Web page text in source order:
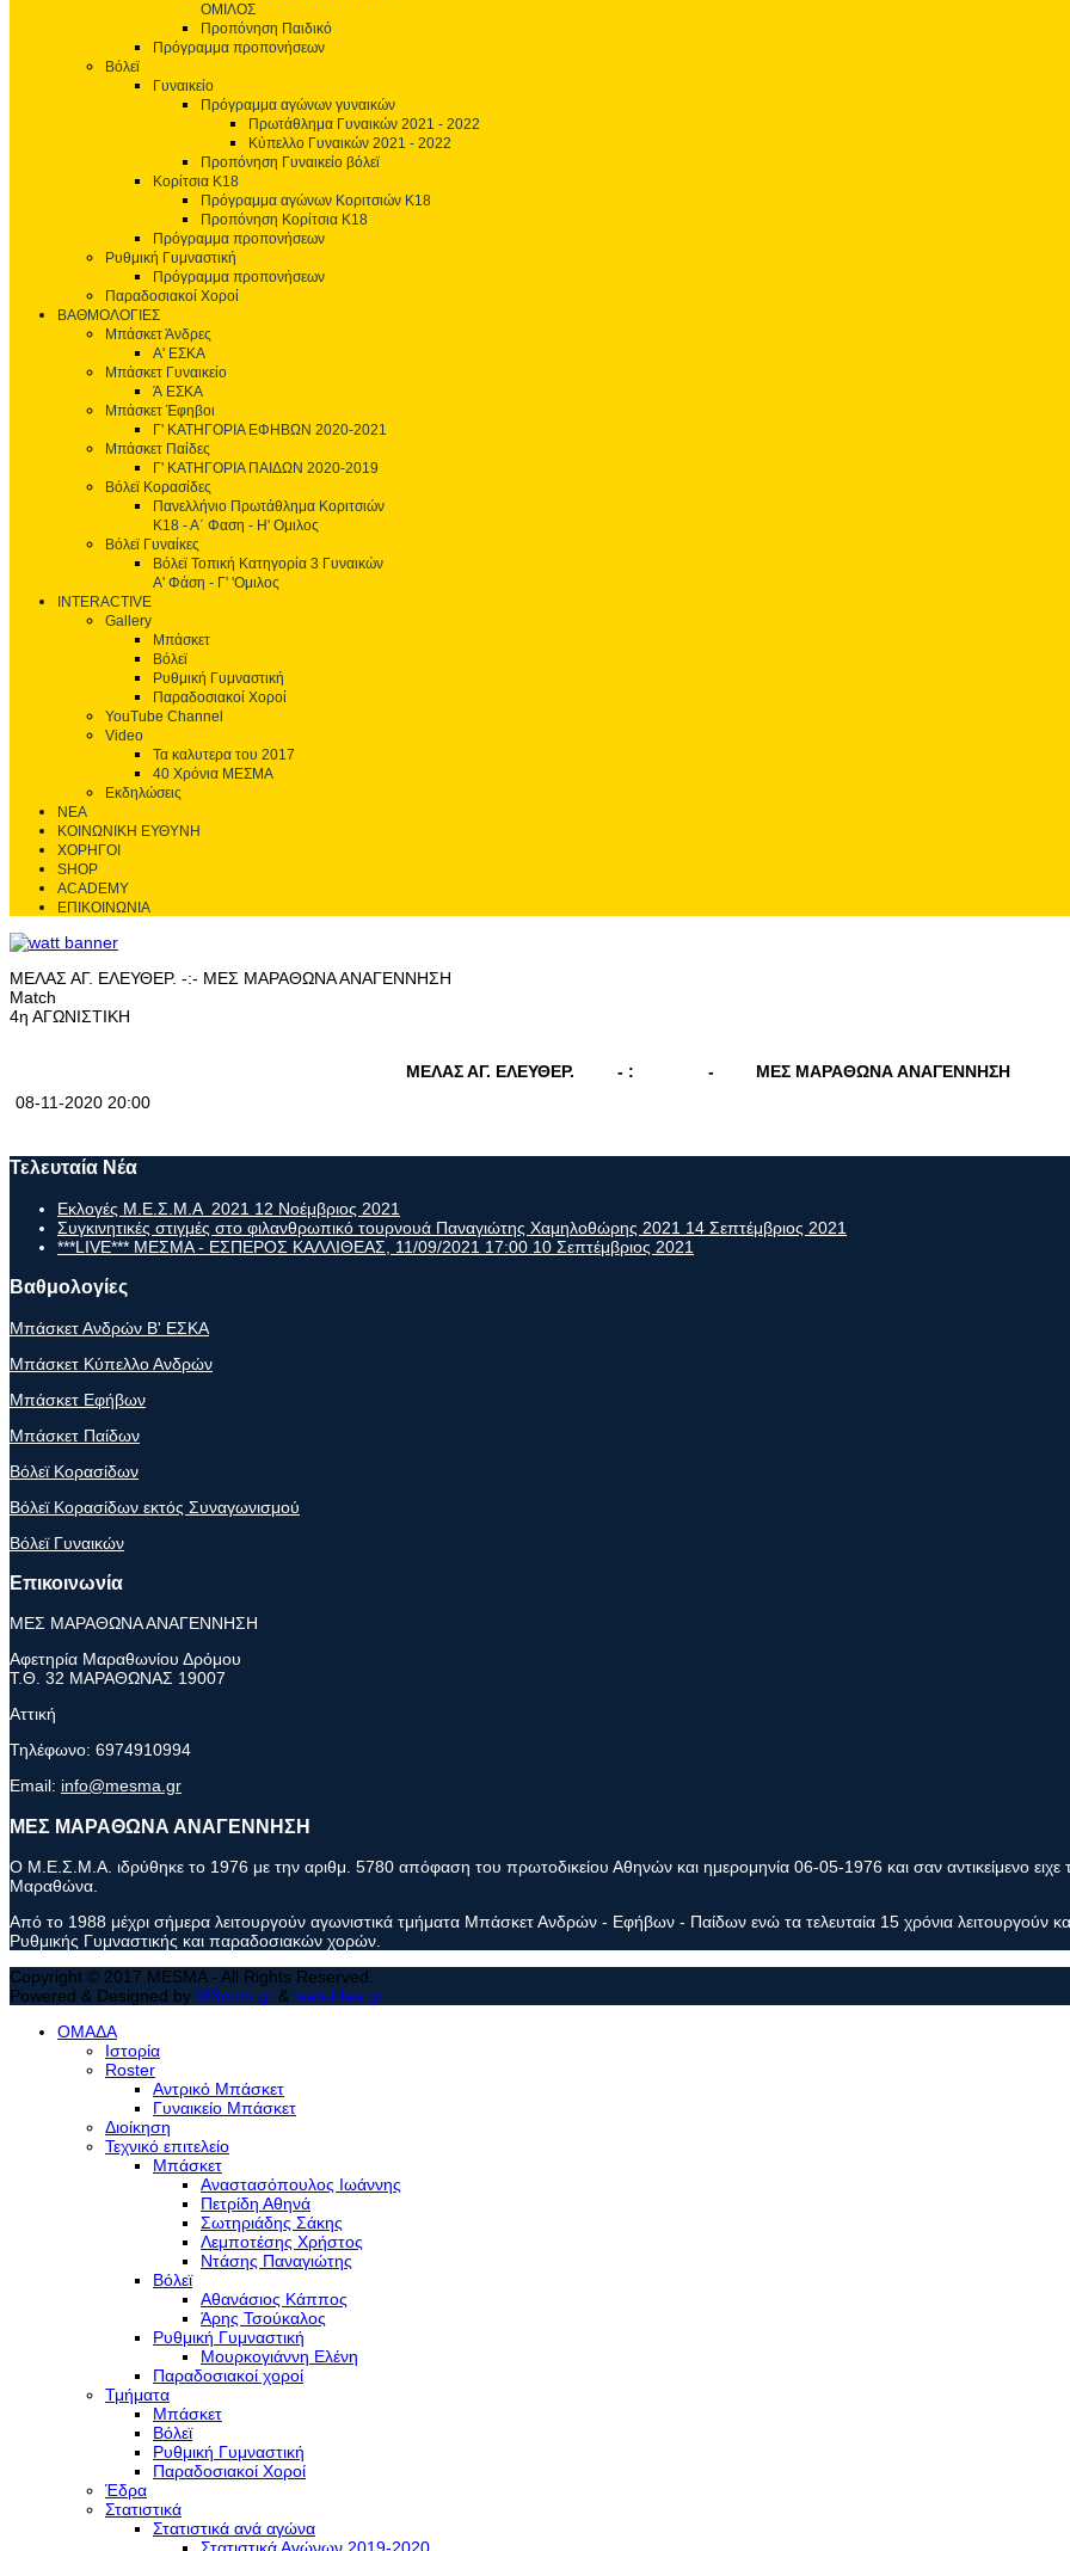
ΟΜΙΛΟΣ
Προπόνηση Παιδικό
Πρόγραμμα προπονήσεων
Βόλεϊ
Γυναικείο
Πρόγραμμα αγώνων γυναικών
Πρωτάθλημα Γυναικών 2021 - 2022
Κύπελλο Γυναικών 2021 - 2022
Προπόνηση Γυναικείο βόλεϊ
Κορίτσια Κ18
Πρόγραμμα αγώνων Κοριτσιών Κ18
Προπόνηση Κορίτσια Κ18
Πρόγραμμα προπονήσεων
Ρυθμική Γυμναστική
Πρόγραμμα προπονήσεων
Παραδοσιακοί Χοροί
ΒΑΘΜΟΛΟΓΙΕΣ
Μπάσκετ Άνδρες
Α' ΕΣΚΑ
Μπάσκετ Γυναικείο
Ά ΕΣΚΑ
Μπάσκετ Έφηβοι
Γ' ΚΑΤΗΓΟΡΙΑ ΕΦΗΒΩΝ 2020-2021
Μπάσκετ Παίδες
Γ' ΚΑΤΗΓΟΡΙΑ ΠΑΙΔΩΝ 2020-2019
Βόλεϊ Κορασίδες
Πανελλήνιο Πρωτάθλημα Κοριτσιών
Κ18 - Α΄ Φαση - H' Ομιλος
Βόλεϊ Γυναίκες
Βόλεϊ Τοπική Κατηγορία 3 Γυναικών
Α' Φάση - Γ' 'Ομιλος
INTERACTIVE
Gallery
Μπάσκετ
Βόλεϊ
Ρυθμική Γυμναστική
Παραδοσιακοί Χοροί
YouTube Channel
Video
Τα καλυτερα του 2017
40 Χρόνια ΜΕΣΜΑ
Εκδηλώσεις
ΝΕΑ
ΚΟΙΝΩΝΙΚΗ ΕΥΘΥΝΗ
ΧΟΡΗΓΟΙ
SHOP
ACADEMY
ΕΠΙΚΟΙΝΩΝΙΑ
ΜΕΛΑΣ ΑΓ. ΕΛΕΥΘΕΡ. -:- ΜΕΣ ΜΑΡΑΘΩΝΑ ΑΝΑΓΕΝΝΗΣΗ
Match
4η ΑΓΩΝΙΣΤΙΚΗ
ΜΕΛΑΣ ΑΓ. ΕΛΕΥΘΕΡ. - : -
ΜΕΣ ΜΑΡΑΘΩΝΑ ΑΝΑΓΕΝΝΗΣΗ
08-11-2020 20:00
Τελευταία Νέα
Εκλογές Μ.Ε.Σ.Μ.Α 2021 12 Νοέμβριος 2021
Συγκινητικές στιγμές στο φιλανθρωπικό τουρνουά Παναγιώτης Χαμηλοθώρης 2021 14 Σεπτέμβριος 2021
***LIVE*** ΜΕΣΜΑ - ΕΣΠΕΡΟΣ ΚΑΛΛΙΘΕΑΣ, 11/09/2021 17:00 10 Σεπτέμβριος 2021
Βαθμολογίες
Μπάσκετ Ανδρών Β' ΕΣΚΑ
Μπάσκετ Κύπελλο Ανδρών
Μπάσκετ Εφήβων
Μπάσκετ Παίδων
Βόλεϊ Κορασίδων
Βόλεϊ Κορασίδων εκτός Συναγωνισμού
Βόλεϊ Γυναικών
Επικοινωνία
ΜΕΣ ΜΑΡΑΘΩΝΑ ΑΝΑΓΕΝΝΗΣΗ
Αφετηρία Μαραθωνίου Δρόμου
Τ.Θ. 32 ΜΑΡΑΘΩΝΑΣ 19007
Αττική
Τηλέφωνο: 6974910994
Email: info@mesma.gr
ΜΕΣ ΜΑΡΑΘΩΝΑ ΑΝΑΓΕΝΝΗΣΗ
Ο Μ.Ε.Σ.Μ.Α. ιδρύθηκε το 1976 με την αριθμ. 5780 απόφαση του πρωτοδικείου Αθηνών και ημερομηνία 06-05-1976 και σαν αντικείμενο ειχε
Μαραθώνα.
Από το 1988 μέχρι σήμερα λειτουργούν αγωνιστικά τμήματα Μπάσκετ Ανδρών - Εφήβων - Παίδων ενώ τα τελευταία 15 χρόνια λειτουργούν
Ρυθμικής Γυμναστικής και παραδοσιακών χορών.
Copyright © 2017 MESMA - All Rights Reserved.
Powered & Designed by MXcom.gr & web-idea.gr
ΟΜΑΔΑ
Ιστορία
Roster
Αντρικό Μπάσκετ
Γυναικείο Μπάσκετ
Διοίκηση
Τεχνικό επιτελείο
Μπάσκετ
Αναστασόπουλος Ιωάννης
Πετρίδη Αθηνά
Σωτηριάδης Σάκης
Λεμποτέσης Χρήστος
Ντάσης Παναγιώτης
Βόλεϊ
Αθανάσιος Κάππος
Άρης Τσούκαλος
Ρυθμική Γυμναστική
Μουρκογιάννη Ελένη
Παραδοσιακοί χοροί
Τμήματα
Μπάσκετ
Βόλεϊ
Ρυθμική Γυμναστική
Παραδοσιακοί Χοροί
Έδρα
Στατιστικά
Στατιστικά ανά αγώνα